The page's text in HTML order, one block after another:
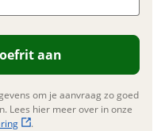
aan
om je aanvraag zo goed
Lees hier meer over in onze
.